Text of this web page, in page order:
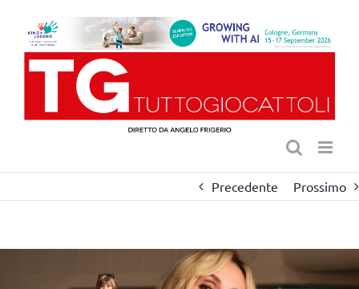
contenuto
Precedente Prossimo